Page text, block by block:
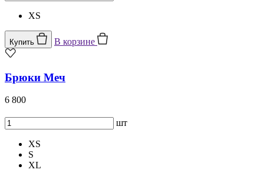
XS
Купить В корзине
Брюки Меч
6 800
шт
XS
S
XL